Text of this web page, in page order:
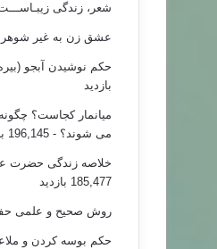
شعر، زندگی
عشق زن به غیر شوهر
حکم نوشیدن آبجو
بازدید
میانمار کجاست؟
می شوند؟ - 196,145 بازدید
خلاصه زندگی حضرت
185,477 بازدید
روش صحیح و علمی
حکم بوسه کردن و